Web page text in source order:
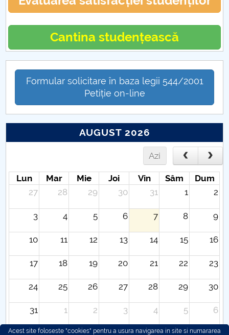
Cantina studențească
Formular solicitare în baza legii 544/2001
Petiție on-line
AUGUST 2026
Azi
Lun Mar Mie Joi Vin Sâm
Dum
27
28 29 30 31 1 2
3 4 5 6 7 8 9
10 11 12 13 14 15 16
17 18 19 20 21 22 23
24 25 26 27 28 29 30
31 1 2 3 4 5 6
Acest site foloseste "cookies" pentru a usura navigarea in site si numararea